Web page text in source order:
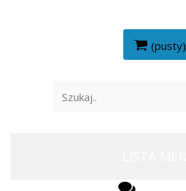
(pusty)